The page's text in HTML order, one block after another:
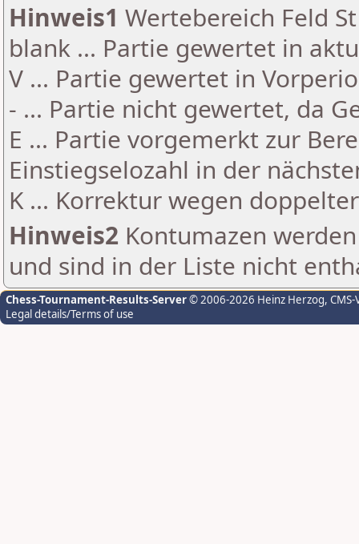
Hinweis1 Wertebereich Feld
blank ... Partie gewertet in
V ... Partie gewertet in
- ... Partie nicht gewertet, da
E ... Partie vorgemerkt zur
Einstiegselozahl in der
K ... Korrektur wegen
Hinweis2 Kontumazen
und sind in der Liste nicht
Chess-Tournament-Results-Server© 2006-2026 Heinz Herzog,
Legal details/Terms of use